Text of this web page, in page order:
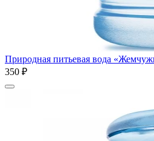
Природная питьевая вода
350 ₽